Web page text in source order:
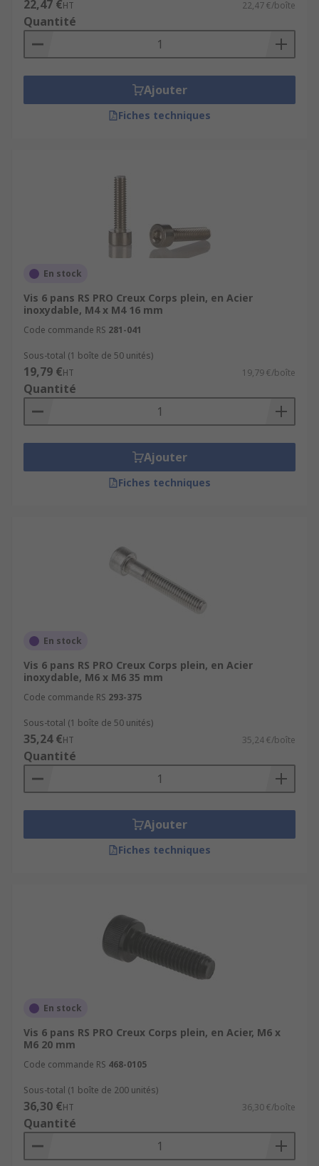
22,47 €HT 22,47 €/boîte
Quantité
Ajouter
Fiches techniques
En stock
Vis 6 pans RS PRO Creux Corps plein, en Acier
inoxydable, M4 x M4 16 mm
Code commande RS 281-041
Sous-total (1 boîte de 50 unités)
19,79 €HT 19,79 €/boîte
Quantité
Ajouter
Fiches techniques
En stock
Vis 6 pans RS PRO Creux Corps plein, en Acier
inoxydable, M6 x M6 35 mm
Code commande RS 293-375
Sous-total (1 boîte de 50 unités)
35,24 €HT 35,24 €/boîte
Quantité
Ajouter
Fiches techniques
En stock
Vis 6 pans RS PRO Creux Corps plein, en Acier, M6 x
M6 20 mm
Code commande RS 468-0105
Sous-total (1 boîte de 200 unités)
36,30 €HT 36,30 €/boîte
Quantité